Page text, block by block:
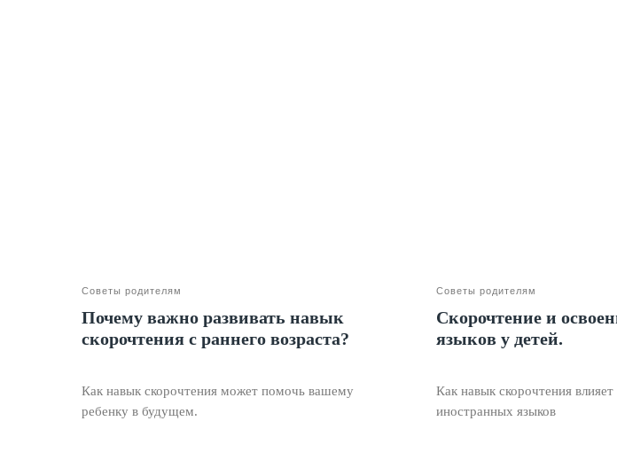
Советы родителям
Почему важно развивать навык
скорочтения с раннего возраста?
Как навык скорочтения может помочь вашему
ребенку в будущем.
Советы родителям
Скорочтение и
языков у детей.
Как навык скорочтения влияет
иностранных языков